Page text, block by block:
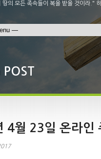
땅의 모든 족속들이 복을 받을 것이라."
POST
4월 23일 온라인